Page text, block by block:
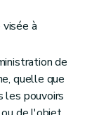
à
de
quelle que
les pouvoirs